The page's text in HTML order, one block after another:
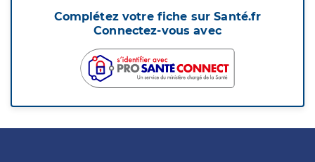
Complétez votre fiche sur Santé.fr
Connectez-vous avec